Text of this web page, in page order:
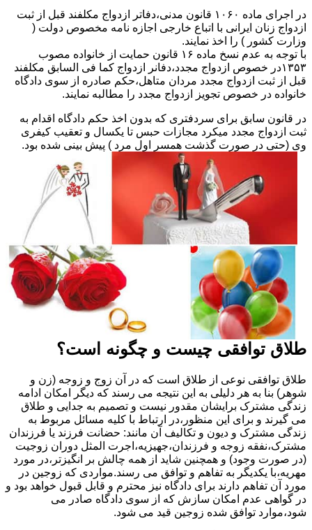
در اجرای ماده ۱۰۶۰ قانون مدنی،دفاتر ازدواج مکلفند قبل از ثبت
ازدواج زنان ایرانی با اتباع خارجی اجازه نامه مخصوص دولت (
وزارت کشور ) را اخذ نمایند.
با توجه به عدم نسخ ماده ۱۶ قانون حمایت از خانواده مصوب
۱۳۵۳در خصوص ازدواج مجدد،دفانر ازدواج کما فی السابق مکلفند
قبل از ثبت ازدواج مجدد مردان متاهل،حکم صادره از سوی دادگاه
خانواده در خصوص تجویز ازدواج مجدد را مطالبه نمایند.
در قانون سابق برای سردفتری که بدون اخذ حکم دادگاه اقدام به
ثبت ازدواج مجدد میکرد مجازات حبس تا یکسال و تعقیب کیفری
وی (حتی در صورت گذشت همسر اول مرد ) پیش بینی شده بود.
طلاق توافقی چیست و چگونه است؟
طلاق توافقی نوعی از طلاق است که در آن زوج و زوجه (زن و
شوهر) بنا به هر دلیلی به این نتیجه می رسند که دیگر امکان ادامه
زندگی مشترک برایشان مقدور نیست و تصمیم به جدایی و طلاق
می گیرند و برای این منظور،در ارتباط با کلیه مسائل مربوط به
زندگی مشترک و دیون و تکالیف آن مانند: حضانت فرزند یا فرزندان
مشترک،نفقه زوجه و فرزندان،جهیزیه،اجرت المثل دوران زوجیت
(در صورت وجود) و همچنین شاید از همه چالش بر انگیزتر،در مورد
مهریه،با یکدیگر به تفاهم و توافق می رسند.مواردی که زوجین در
مورد آن تفاهم دارند برای دادگاه نیز محترم و قابل قبول خواهد بود و
در گواهی عدم امکان سازش که از سوی دادگاه صادر می
شود،موارد توافق شده زوجین قید می شود.